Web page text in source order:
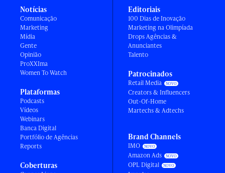
Notícias
Comunicação
Marketing
Mídia
Gente
Opinião
ProXXIma
Women To Watch
Plataformas
Podcasts
Vídeos
Webinars
Banca Digital
Portfólio de Agências
Reports
Coberturas
Editoriais
100 Dias de Inovação
Marketing na Olimpíada
Drops Agências &
Anunciantes
Talento
Patrocinados
Retail Media
Creators & Influencers
Out-Of-Home
Martechs & Adtechs
Brand Channels
IMO
Amazon Ads
OPL Digital